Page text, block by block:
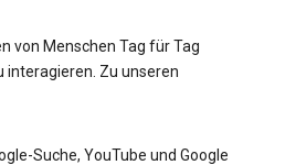
von Menschen Tag für Tag
interagieren. Zu unseren
Suche, YouTube und Google